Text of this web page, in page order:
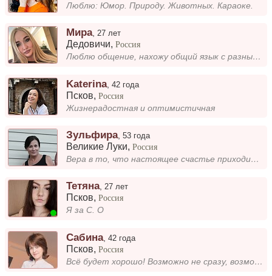
Люблю: Юмор. Природу. Животных. Караоке.
Мира, 27 лет
Дедовичи,Россия
Люблю общение, нахожу общий язык с разными людьми. Важно уважение и искренность. Интересуюсь новостями, культурой. Ищу д...
Katerina,42 года
Псков,Россия
Жизнерадостная и оптимистичная
Зульфира,53 года
Великие Луки,Россия
Вера в то, что настоящее счастье приходит, когда рядом есть тот, кто делится с тобой не только радостями, но и заботой....
Тетяна,27 лет
Псков,Россия
Я за С. О
Сабина,42 года
Псков,Россия
Всё будет хорошо! Возможно не сразу, возможно не всё, возможно не у нас. Но обязательно будет!